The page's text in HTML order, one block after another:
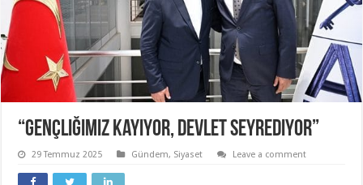
“Gençliğimiz Kayıyor, Devlet Seyrediyor”
29 Temmuz 2025 Gündem, Siyaset Leave a comment